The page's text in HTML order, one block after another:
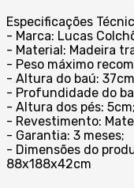
Especificações
- Marca: Lucas
- Material: Madeira
- Peso máximo
- Altura do baú:
- Profundidade do
- Altura dos pés: 5cm;
- Revestimento:
- Garantia: 3 meses;
- Dimensões do
88x188x42cm